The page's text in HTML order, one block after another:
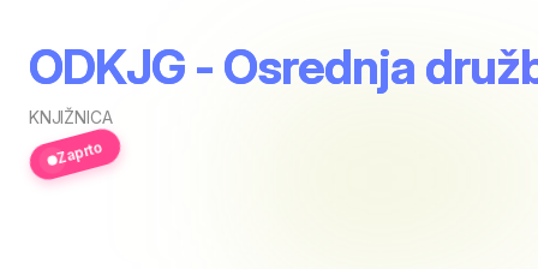
ODKJG - Osrednja
KNJIŽNICA
Zaprto